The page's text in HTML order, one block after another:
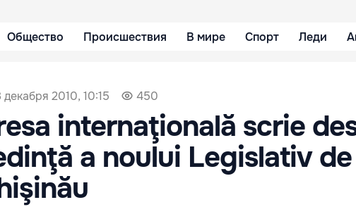
Общество Происшествия В мире Спорт Леди
декабря 2010, 10:15 450
internaţională scrie
a noului Legislativ